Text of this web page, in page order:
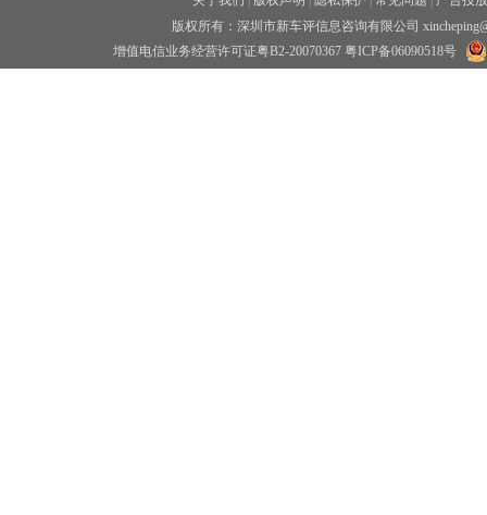
版权所有：深圳市新车评信息咨询有限公司
增值电信业务经营许可证粤B2-20070367 粤ICP备06090518号